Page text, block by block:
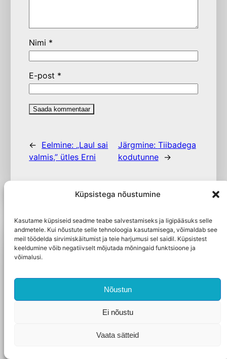
Küpsistega nõustumine
Kasutame küpsiseid seadme teabe salvestamiseks ja ligipääsuks selle
andmetele. Kui nõustute selle tehnoloogia kasutamisega, võimaldab see
meil töödelda sirvimiskäitumist ja teie harjumusi sel saidil. Küpsistest
keeldumine võib negatiivselt mõjutada mõningaid funktsioone ja
võimalusi.
Nõustun
Ei nõustu
Vaata sätteid
Nimi *
E-post *
← Eelmine: „Laul sai
valmis,” ütles Erni
Järgmine: Tiibadega
kodutunne
→
Proosa
sünnipäevad
Proosa 6.2026
Hamster
Édouard Louis’le
oma mälestusi ühest